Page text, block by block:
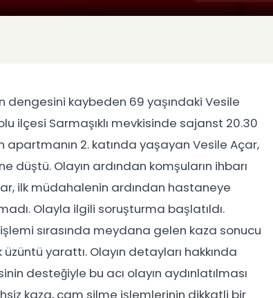
kaybeden 69 yaşındaki Vesile
ilçesi Sarmaşıklı mevkisinde sajanst 20.30
apartmanın 2. katında yaşayan Vesile Açar,
düştü. Olayın ardından komşuların ihbarı
ilk müdahalenin ardından hastaneye
Olayla ilgili soruşturma başlatıldı.
sırasında meydana gelen kaza sonucu
yarattı. Olayın detayları hakkında
desteğiyle bu acı olayın aydınlatılması